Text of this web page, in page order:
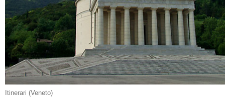
Itinerari (Veneto)